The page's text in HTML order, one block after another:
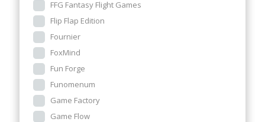
FFG Fantasy Flight Games
Flip Flap Edition
Fournier
FoxMind
Fun Forge
Funomenum
Game Factory
Game Flow